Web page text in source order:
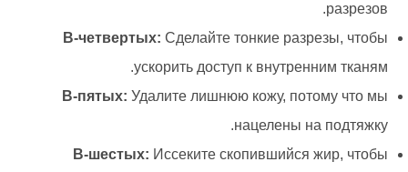
разрезов.
В-четвертых: Сделайте тонкие разрезы, чтобы
ускорить доступ к внутренним тканям.
В-пятых: Удалите лишнюю кожу, потому что мы
нацелены на подтяжку.
В-шестых: Иссеките скопившийся жир, чтобы